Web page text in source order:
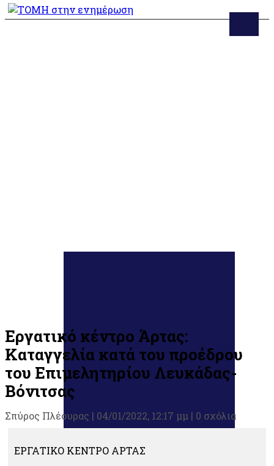
Εργατικό κέντρο Άρτας:
Καταγγελία κατά του προέδρου
του Επιμελητηρίου Λευκάδας-
Βόνιτσας
Σπύρος Πλέουρας | 04/01/2022, 12:17 μμ | 0 σχόλια
ΕΡΓΑΤΙΚΟ ΚΕΝΤΡΟ ΑΡΤΑΣ